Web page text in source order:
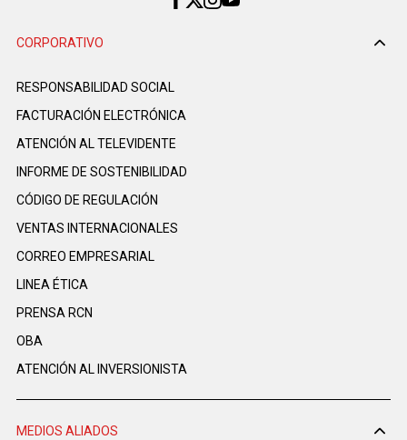
CORPORATIVO
RESPONSABILIDAD SOCIAL
FACTURACIÓN ELECTRÓNICA
ATENCIÓN AL TELEVIDENTE
INFORME DE SOSTENIBILIDAD
CÓDIGO DE REGULACIÓN
VENTAS INTERNACIONALES
CORREO EMPRESARIAL
LINEA ÉTICA
PRENSA RCN
OBA
ATENCIÓN AL INVERSIONISTA
MEDIOS ALIADOS